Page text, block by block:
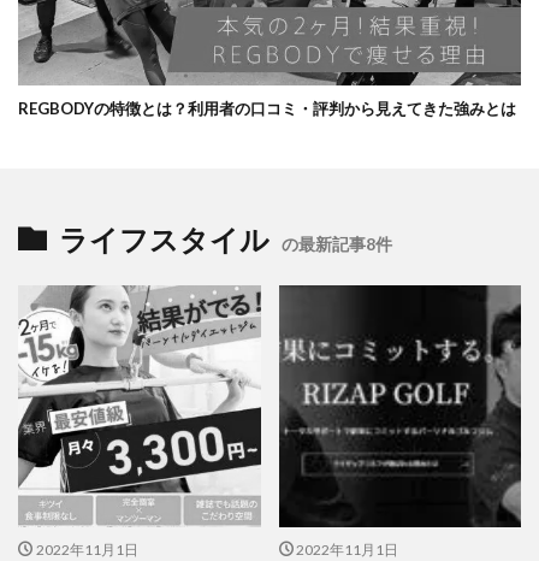
REGBODYの特徴とは？利用者の口コミ・評判から見えてきた強みとは
ライフスタイル の最新記事8件
2022年11月1日
2022年11月1日